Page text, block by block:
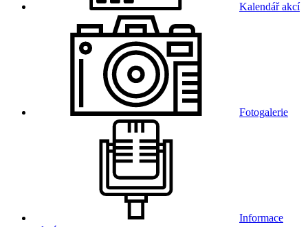
Kalendář akcí
Fotogalerie
Informace